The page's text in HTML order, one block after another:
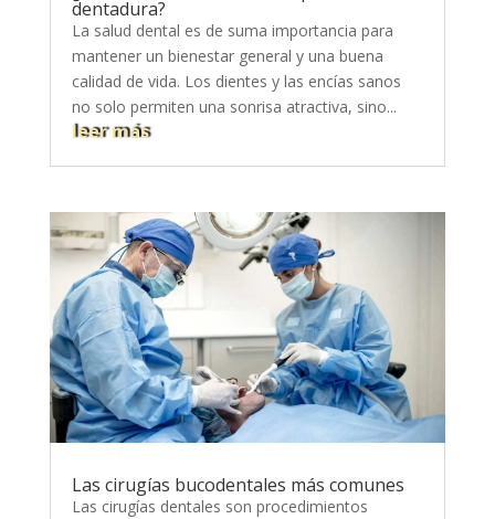
dentadura?
La salud dental es de suma importancia para
mantener un bienestar general y una buena
calidad de vida. Los dientes y las encías sanos
no solo permiten una sonrisa atractiva, sino...
leer más
Las cirugías bucodentales más comunes
Las cirugías dentales son procedimientos